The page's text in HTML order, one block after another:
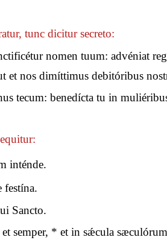
tunc dicitur secreto:
nomen tuum: advéniat
et nos dimíttimus debitóribus
tecum: benedícta tu in
inténde.
festína.
Sancto.
semper, * et in sǽcula